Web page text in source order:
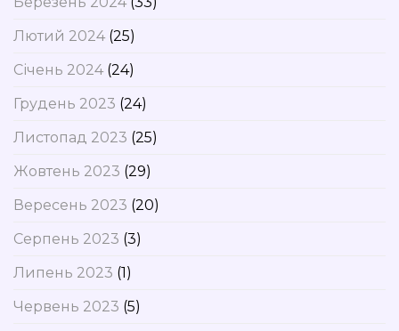
Лютий 2024(25)
Січень 2024(24)
Грудень 2023 (24)
Листопад 2023 (25)
Жовтень 2023 (29)
Вересень 2023 (20)
Серпень 2023 (3)
Липень 2023 (1)
Червень 2023 (5)